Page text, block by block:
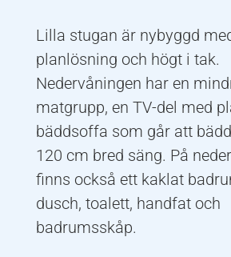
Lilla stugan är nybyggd
planlösning och högt i tak.
Nedervåningen har en
matgrupp, en TV-del med
bäddsoffa som går att
120 cm bred säng. På
finns också ett kaklat
dusch, toalett, handfat och
badrumsskåp.